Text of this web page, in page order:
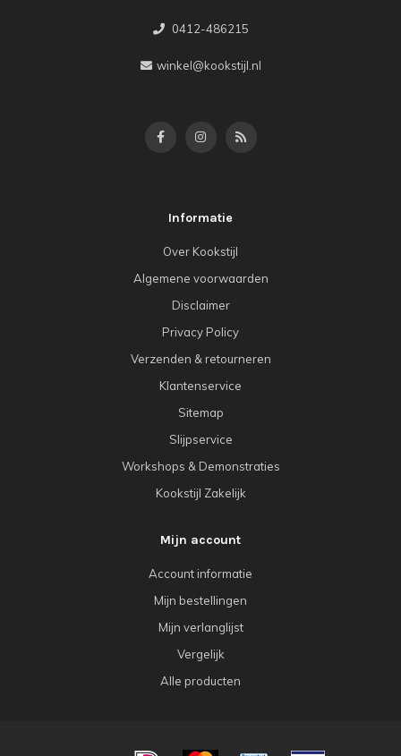
0412-486215
winkel@kookstijl.nl
Informatie
Over Kookstijl
Algemene voorwaarden
Disclaimer
Privacy Policy
Verzenden & retourneren
Klantenservice
Sitemap
Slijpservice
Workshops & Demonstraties
Kookstijl Zakelijk
Mijn account
Account informatie
Mijn bestellingen
Mijn verlanglijst
Vergelijk
Alle producten